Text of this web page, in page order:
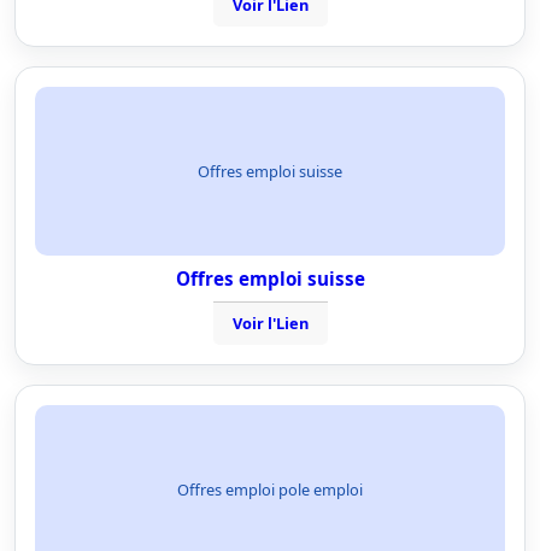
Voir l'Lien
Offres emploi suisse
Offres emploi suisse
Voir l'Lien
Offres emploi pole emploi